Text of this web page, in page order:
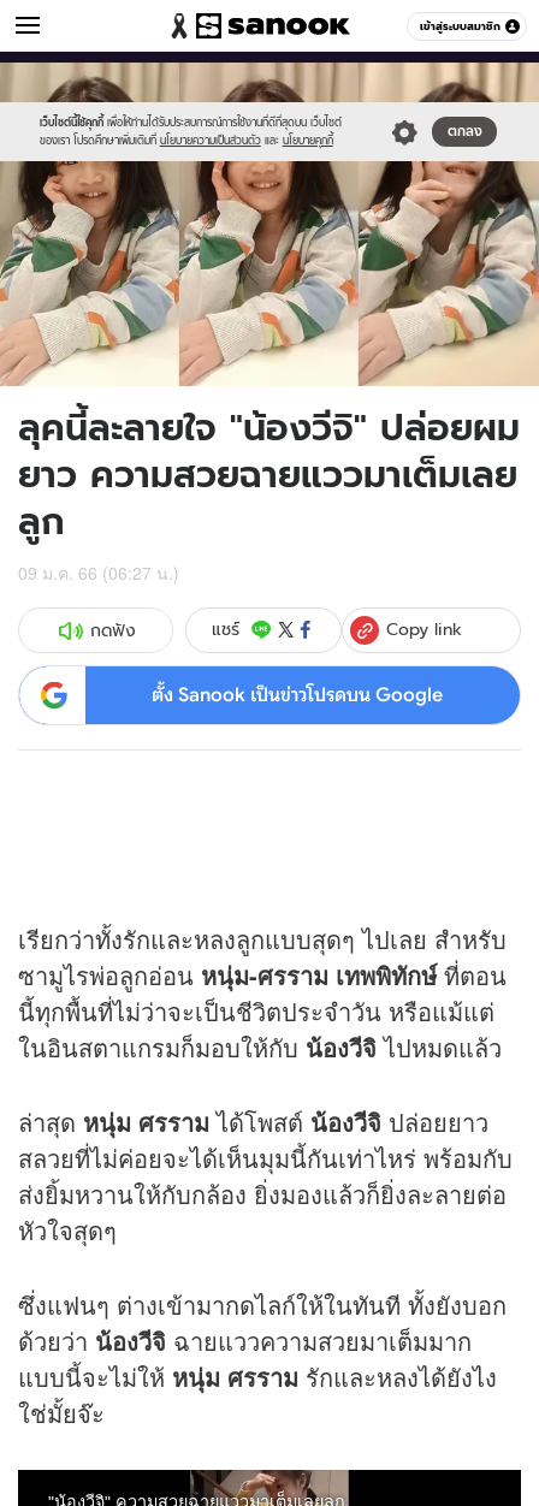
เข้าสู่ระบบสมาชิก
ข่าวบันเทิง หมวดอื่นๆ
เว็บไซต์นี้ใช้คุกกี้ เพื่อให้ท่านได้รับประสบการณ์การใช้งานที่ดีที่สุดบน เว็บไซต์
ของเรา โปรดศึกษาเพิ่มเติมที่ นโยบายความเป็นส่วนตัว และ นโยบายคุกกี้
ตกลง
Sanook
//s.isanook.com/sr/0/images/logo-
new-
sanook.png
//s.isanook.com/ns/0/ud/1745/8728870/soram.jpg
ลุคนี้ละลายใจ "น้องวีจิ" ปล่อยผม
ยาว ความสวยฉายแววมาเต็มเลย
ลูก
09 ม.ค. 66 (06:27 น.)
กดฟัง แชร์ Copy link
ตั้ง Sanook เป็นข่าวโปรดบน Google
เรียกว่าทั้งรักและหลงลูกแบบสุดๆ ไปเลย สำหรับ
ซามูไรพ่อลูกอ่อน หนุ่ม-ศรราม เทพพิทักษ์ที่ตอน
นี้ทุกพื้นที่ไม่ว่าจะเป็นชีวิตประจำวัน หรือแม้แต่
ในอินสตาแกรมก็มอบให้กับ น้องวีจิไปหมดแล้ว
ล่าสุด หนุ่ม ศรรามได้โพสต์ น้องวีจิ ปล่อยยาว
สลวยที่ไม่ค่อยจะได้เห็นมุมนี้กันเท่าไหร่ พร้อมกับ
ส่งยิ้มหวานให้กับกล้อง ยิ่งมองแล้วก็ยิ่งละลายต่อ
หัวใจสุดๆ
ซึ่งแฟนๆ ต่างเข้ามากดไลก์ให้ในทันที ทั้งยังบอก
ด้วยว่า น้องวีจิ ฉายแววความสวยมาเต็มมาก
แบบนี้จะไม่ให้ หนุ่ม ศรราม รักและหลงได้ยังไง
ใช่มั้ยจ๊ะ